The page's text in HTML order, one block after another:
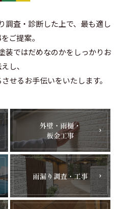
調査・診断した上で、最も適し
ご提案。
装ではだめなのかをしっかりお
し、
せるお手伝いをいたします。